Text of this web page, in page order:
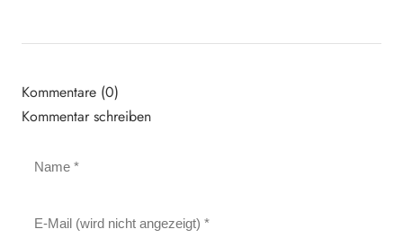
Kommentare (0)
Kommentar schreiben